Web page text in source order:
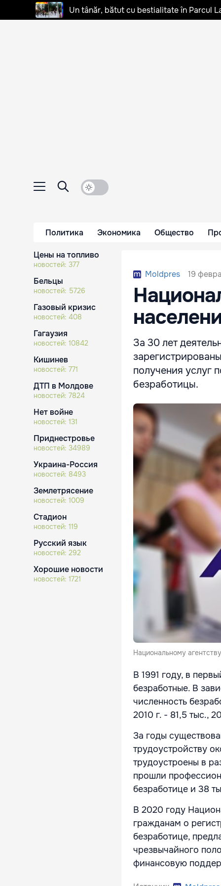
Un tânăr, bătut cu bestialitate în Parcul
Политика Экономика Общество
Цены на топливо
новостей: 377
Бельцы
новостей: 5726
Газовый кризис
новостей: 408
Гагаузия
новостей: 10842
Кишинев
новостей: 771
ДТП в Молдове
новостей: 7824
Нет войне
новостей: 131
Приднестровье
новостей: 34989
Украина-Россия
новостей: 8493
Землетрясение
новостей: 1009
Стадион
новостей: 119
Русский язык
новостей: 292
Хорошие новости
новостей: 1721
Moldpres 19
За 30 лет
получения услуг
безработицы.
Национальному
В 1991 году, в
безработные. В
численность
2010 г. - 81,5 тыс.,
За годы
трудоустройству
трудоустроены в
прошли
безработице и 38
В 2020 году
гражданам о
безработице,
чрезвычайного
финансовую